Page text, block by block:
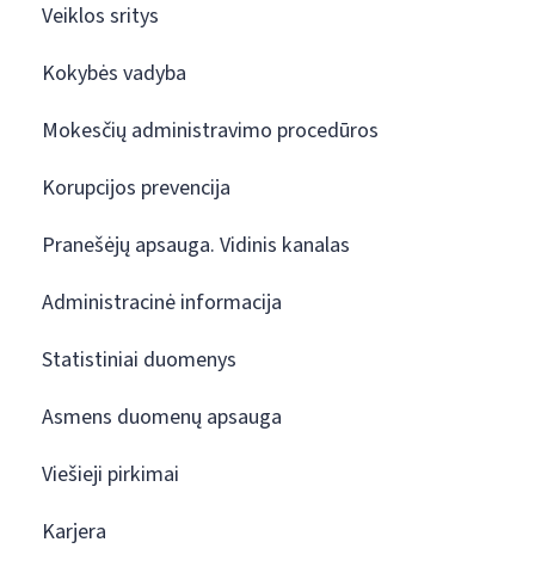
Veiklos sritys
Kokybės vadyba
Mokesčių administravimo procedūros
Korupcijos prevencija
Pranešėjų apsauga. Vidinis kanalas
Administracinė informacija
Statistiniai duomenys
Asmens duomenų apsauga
Viešieji pirkimai
Karjera